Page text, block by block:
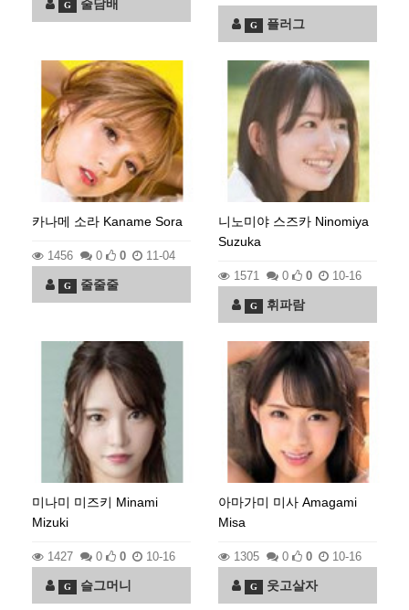
G 줄담배
G 플러그
카나메 소라 Kaname Sora
1456 0 0 11-04
G 줄줄줄
니노미야 스즈카 Ninomiya
Suzuka
1571 0 0 10-16
G 휘파람
미나미 미즈키 Minami
Mizuki
1427 0 0 10-16
G 슬그머니
아마가미 미사 Amagami
Misa
1305 0 0 10-16
G 웃고살자